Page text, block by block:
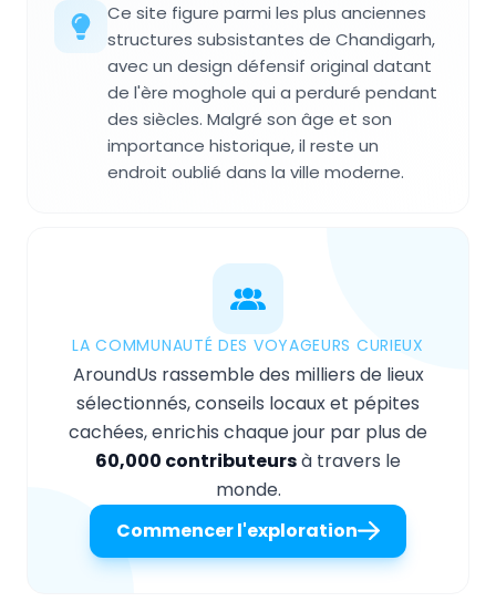
Ce site figure parmi les plus anciennes
structures subsistantes de Chandigarh,
avec un design défensif original datant
de l'ère moghole qui a perduré pendant
des siècles. Malgré son âge et son
importance historique, il reste un
endroit oublié dans la ville moderne.
LA COMMUNAUTÉ DES VOYAGEURS CURIEUX
AroundUs rassemble des milliers de lieux
sélectionnés, conseils locaux et pépites
cachées, enrichis chaque jour par plus de
60,000 contributeursà travers le
monde.
Commencer l'exploration